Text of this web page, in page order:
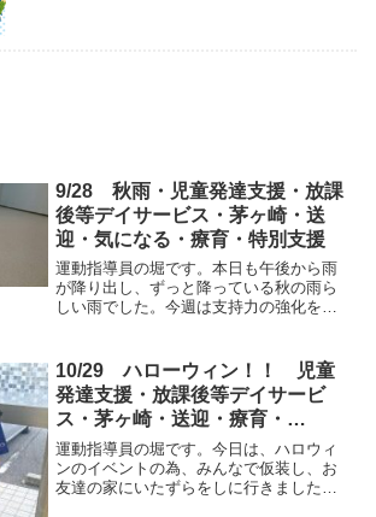
9/28 秋雨・児童発達支援・放課
後等デイサービス・茅ヶ崎・送
迎・気になる・療育・特別支援
運動指導員の堀です。本日も午後から雨
が降り出し、ずっと降っている秋の雨ら
しい雨でした。今週は支持力の強化を目
「ゾンビ鬼ごっこ」ある児童曰く、追い
かけられるスリルがたまらな...
10/29 ハローウィン！！ 児童
発達支援・放課後等デイサービ
ス・茅ヶ崎・送迎・療育・
ADHD・広汎性発達障害・自閉症
運動指導員の堀です。今日は、ハロウィ
ンのイベントの為、みんなで仮装し、お
友達の家にいたずらをしに行きました。